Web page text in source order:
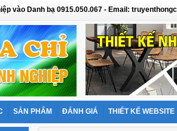
vào Danh bạ 0915.050.067 - Email:
SẢN PHẨM ĐÁNH GIÁ THIẾT KẾ WEBSITE